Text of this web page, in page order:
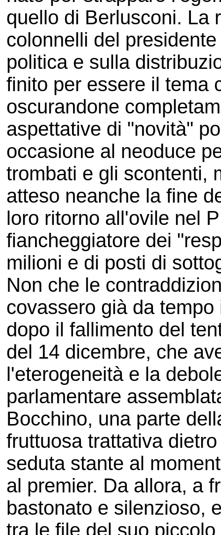
quello di Berlusconi. La
colonnelli del
politica e sulla
finito per essere il tema
oscurandone
aspettative di "novità"
occasione al neoduce
trombati e gli scontenti,
atteso neanche la fine
loro ritorno all'ovile nel
fiancheggiatore dei
milioni e di posti di
Non che le
covassero già da
dopo il fallimento del
del 14 dicembre, che
l'eterogeneità e la
parlamentare
Bocchino, una parte
fruttuosa trattativa
seduta stante al
al premier. Da allora, a
bastonato e silenzioso,
tra le file del suo